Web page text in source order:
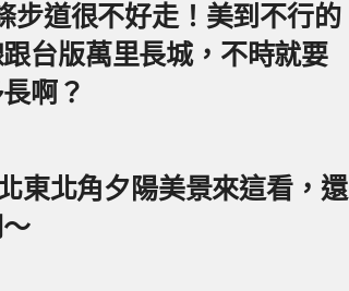
步道很不好走！美到不行的
台版萬里長城，不時就要
啊？
東北角夕陽美景來這看，還